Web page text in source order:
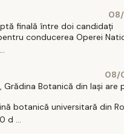
08/
finală între doi candidați
conducerea Operei
08/
Grădina Botanică din Iași are
botanică universitară din
d ...